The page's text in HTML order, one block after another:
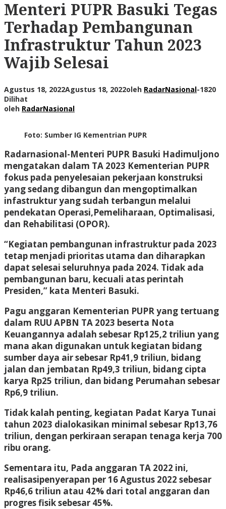
Menteri PUPR Basuki Tegas
Terhadap Pembangunan
Infrastruktur Tahun 2023
Wajib Selesai
Agustus 18, 2022Agustus 18, 2022oleh RadarNasional-1820
Dilihat
oleh RadarNasional
Foto: Sumber IG Kementrian PUPR
Radarnasional-Menteri PUPR Basuki Hadimuljono
mengatakan dalam TA 2023 Kementerian PUPR
fokus pada penyelesaian pekerjaan konstruksi
yang sedang dibangun dan mengoptimalkan
infastruktur yang sudah terbangun melalui
pendekatan Operasi,Pemeliharaan, Optimalisasi,
dan Rehabilitasi (OPOR).
“Kegiatan pembangunan infrastruktur pada 2023
tetap menjadi prioritas utama dan diharapkan
dapat selesai seluruhnya pada 2024. Tidak ada
pembangunan baru, kecuali atas perintah
Presiden,” kata Menteri Basuki.
Pagu anggaran Kementerian PUPR yang tertuang
dalam RUU APBN TA 2023 beserta Nota
Keuangannya adalah sebesar Rp125,2 triliun yang
mana akan digunakan untuk kegiatan bidang
sumber daya air sebesar Rp41,9 triliun, bidang
jalan dan jembatan Rp49,3 triliun, bidang cipta
karya Rp25 triliun, dan bidang Perumahan sebesar
Rp6,9 triliun.
Tidak kalah penting, kegiatan Padat Karya Tunai
tahun 2023 dialokasikan minimal sebesar Rp13,76
triliun, dengan perkiraan serapan tenaga kerja 700
ribu orang.
Sementara itu, Pada anggaran TA 2022 ini,
realisasipenyerapan per 16 Agustus 2022 sebesar
Rp46,6 triliun atau 42% dari total anggaran dan
progres fisik sebesar 45%.